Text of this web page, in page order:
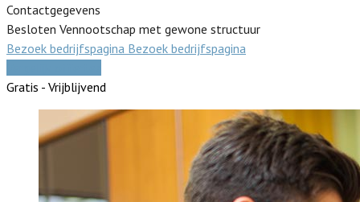
Contactgegevens
Besloten Vennootschap met gewone structuur
Bezoek bedrijfspagina Bezoek bedrijfspagina
Gratis - Vrijblijvend